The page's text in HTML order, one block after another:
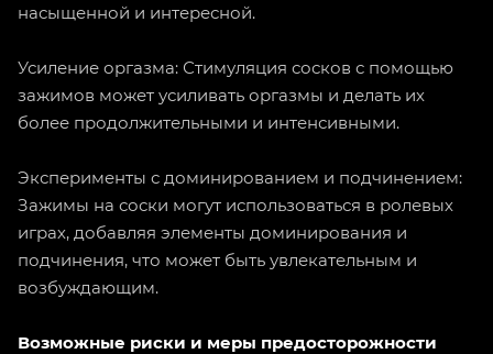
насыщенной и интересной.
Усиление оргазма: Стимуляция сосков с помощью
зажимов может усиливать оргазмы и делать их
более продолжительными и интенсивными.
Эксперименты с доминированием и подчинением:
Зажимы на соски могут использоваться в ролевых
играх, добавляя элементы доминирования и
подчинения, что может быть увлекательным и
возбуждающим.
Возможные риски и меры предосторожности